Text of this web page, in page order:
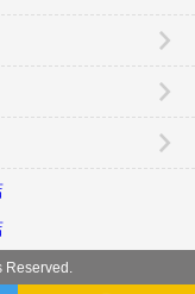
Reserved.